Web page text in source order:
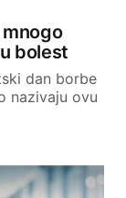
mnogo
bolest
dаn bоrbе
nazivaju ovu